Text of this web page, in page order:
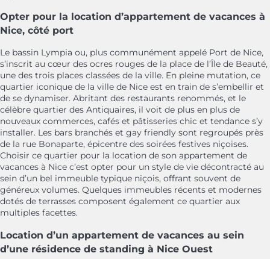
Opter pour la location d’appartement de vacances à
Nice, côté port
Le bassin Lympia ou, plus communément appelé Port de Nice,
s’inscrit au cœur des ocres rouges de la place de l’Île de Beauté,
une des trois places classées de la ville. En pleine mutation, ce
quartier iconique de la ville de Nice est en train de s’embellir et
de se dynamiser. Abritant des restaurants renommés, et le
célèbre quartier des Antiquaires, il voit de plus en plus de
nouveaux commerces, cafés et pâtisseries chic et tendance s’y
installer. Les bars branchés et gay friendly sont regroupés près
de la rue Bonaparte, épicentre des soirées festives niçoises.
Choisir ce quartier pour la location de son appartement de
vacances à Nice c’est opter pour un style de vie décontracté au
sein d’un bel immeuble typique niçois, offrant souvent de
généreux volumes. Quelques immeubles récents et modernes
dotés de terrasses composent également ce quartier aux
multiples facettes.
Location d’un appartement de vacances au sein
d’une résidence de standing à Nice Ouest